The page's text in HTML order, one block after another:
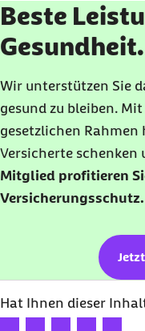
Beste
Gesundheit.
Wir unterstützen Sie
gesund zu bleiben.
gesetzlichen
Versicherte schenken
Mitglied profitieren
Versicherungsschutz.
Hat Ihnen dieser
Ihre Bewertung: 1 Stern
Ihre Bewertung: 2
Ihre Bewertung:
Ihre Ihre